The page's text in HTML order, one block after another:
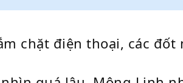
chặt điện thoại, các